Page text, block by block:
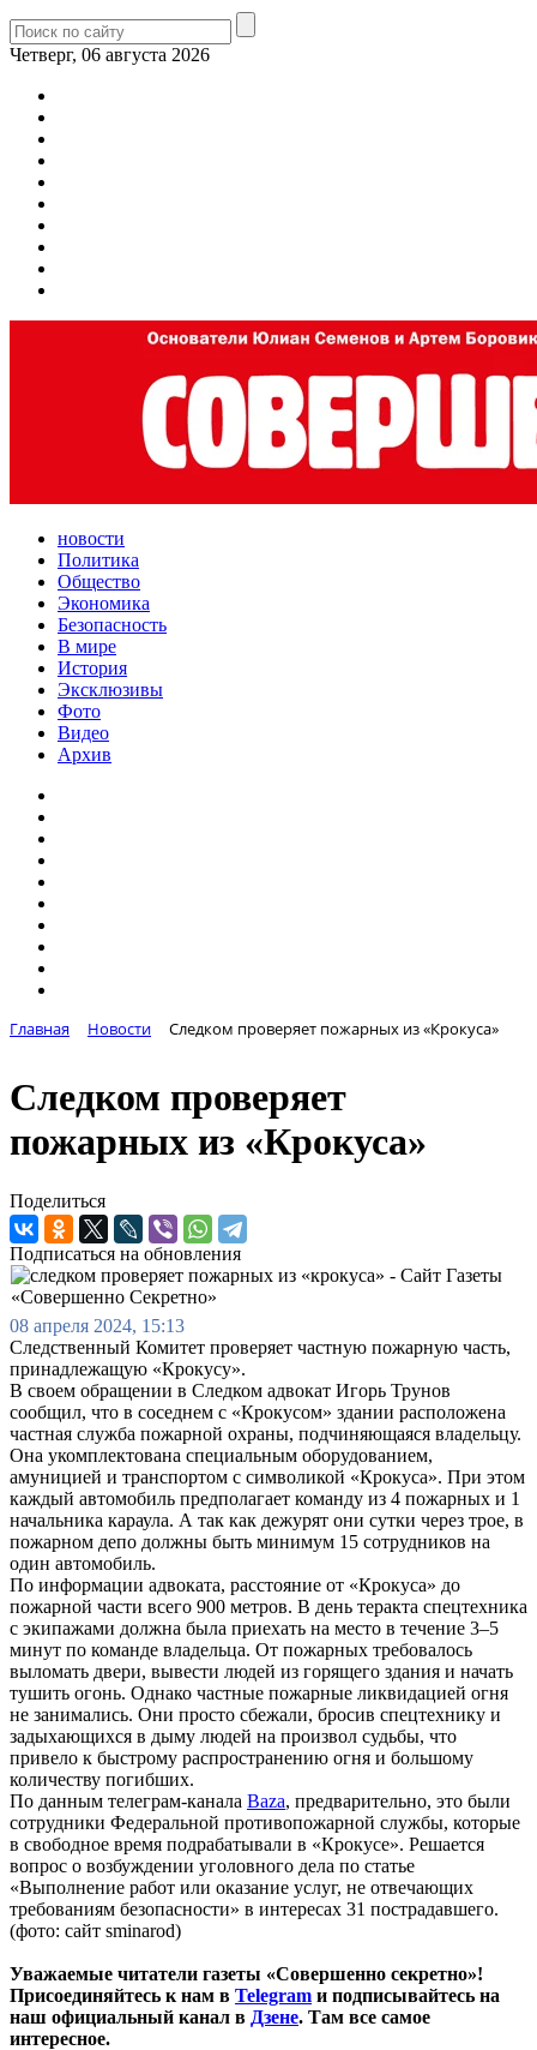
Четверг, 06 августа 2026
новости
Политика
Общество
Экономика
Безопасность
В мире
История
Эксклюзивы
Фото
Видео
Архив
Главная Новости Следком проверяет пожарных из «Крокуса»
Следком проверяет
пожарных из «Крокуса»
Поделиться
Подписаться на обновления
08 апреля 2024, 15:13
Следственный Комитет проверяет частную пожарную часть,
принадлежащую «Крокусу».
В своем обращении в Следком адвокат Игорь Трунов
сообщил, что в соседнем с «Крокусом» здании расположена
частная служба пожарной охраны, подчиняющаяся владельцу.
Она укомплектована специальным оборудованием,
амуницией и транспортом с символикой «Крокуса». При этом
каждый автомобиль предполагает команду из 4 пожарных и 1
начальника караула. А так как дежурят они сутки через трое, в
пожарном депо должны быть минимум 15 сотрудников на
один автомобиль.
По информации адвоката, расстояние от «Крокуса» до
пожарной части всего 900 метров. В день теракта спецтехника
с экипажами должна была приехать на место в течение 3–5
минут по команде владельца. От пожарных требовалось
выломать двери, вывести людей из горящего здания и начать
тушить огонь. Однако частные пожарные ликвидацией огня
не занимались. Они просто сбежали, бросив спецтехнику и
задыхающихся в дыму людей на произвол судьбы, что
привело к быстрому распространению огня и большому
количеству погибших.
По данным телеграм-канала Baza, предварительно, это были
сотрудники Федеральной противопожарной службы, которые
в свободное время подрабатывали в «Крокусе». Решается
вопрос о возбуждении уголовного дела по статье
«Выполнение работ или оказание услуг, не отвечающих
требованиям безопасности» в интересах 31 пострадавшего.
(фото: сайт sminarod)
Уважаемые читатели газеты «Совершенно секретно»!
Присоединяйтесь к нам в Telegram и подписывайтесь на
наш официальный канал в Дзене. Там все самое
интересное.